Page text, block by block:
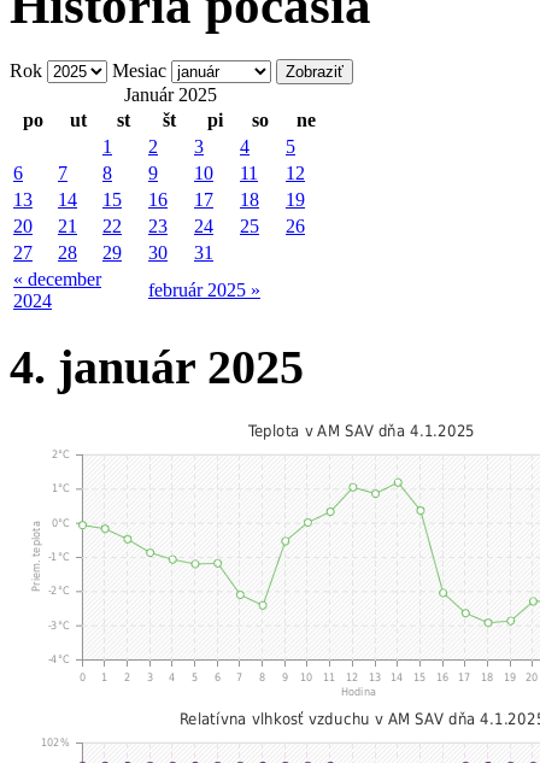
Rok
Mesiac
Január 2025
po
ut st št pi so ne
« december
2024
február 2025 »
1 2 3 4
5
6
7 8 9 10 11
12
13
14 15 16 17 18
19
20
21 22 23 24 25
26
27
28 29 30 31
4. január 2025